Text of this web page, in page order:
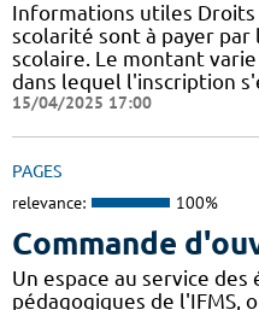
Informations utiles
scolarité sont à payer
scolaire. Le montant
dans lequel l'inscription
15/04/2025 17:00
PAGES
relevance: 100%
Commande
Un espace au service
pédagogiques de l'IFMS,